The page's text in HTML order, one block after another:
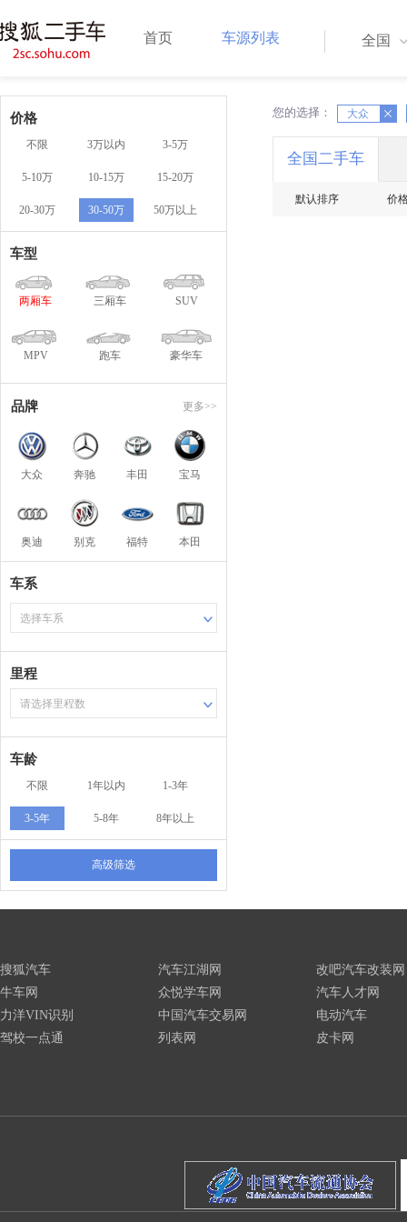
首页 车源列表 全国
价格
不限 3万以内 3-5万
5-10万 10-15万 15-20万
20-30万 30-50万 50万以上
车型
两厢车 三厢车 SUV
MPV 跑车 豪华车
品牌 更多>>
大众 奔驰 丰田 宝马
奥迪 别克 福特 本田
车系
选择车系
里程
请选择里程数
车龄
不限 1年以内 1-3年
3-5年 5-8年 8年以上
高级筛选
您的选择： 大众
X X
全国二手车
默认排序 价
搜狐汽车
牛车网
力洋VIN识别
驾校一点通
汽车江湖网
众悦学车网
中国汽车交易网
列表网
改吧汽车改装网
汽车人才网
电动汽车
皮卡网